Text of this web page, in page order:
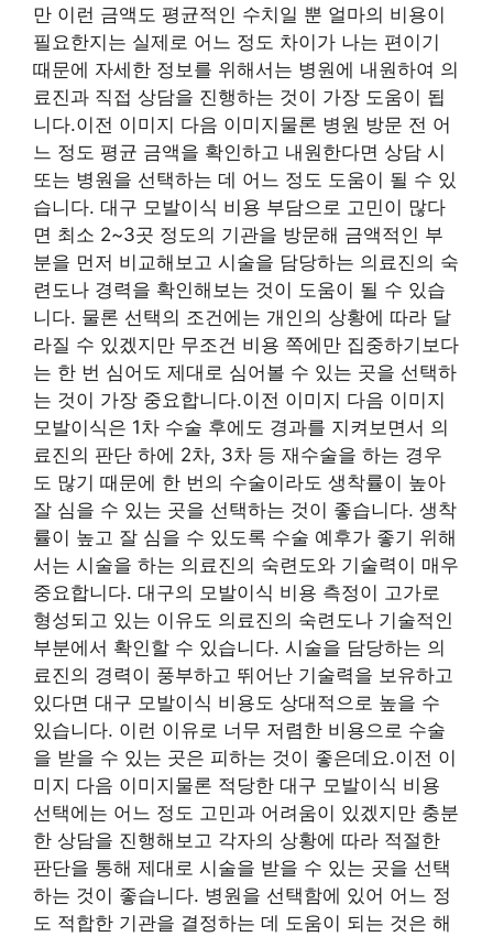
만 이런 금액도 평균적인 수치일 뿐 얼마의 비용이
필요한지는 실제로 어느 정도 차이가 나는 편이기
때문에 자세한 정보를 위해서는 병원에 내원하여 의
료진과 직접 상담을 진행하는 것이 가장 도움이 됩
니다.이전 이미지 다음 이미지물론 병원 방문 전 어
느 정도 평균 금액을 확인하고 내원한다면 상담 시
또는 병원을 선택하는 데 어느 정도 도움이 될 수 있
습니다. 대구 모발이식 비용 부담으로 고민이 많다
면 최소 2~3곳 정도의 기관을 방문해 금액적인 부
분을 먼저 비교해보고 시술을 담당하는 의료진의 숙
련도나 경력을 확인해보는 것이 도움이 될 수 있습
니다. 물론 선택의 조건에는 개인의 상황에 따라 달
라질 수 있겠지만 무조건 비용 쪽에만 집중하기보다
는 한 번 심어도 제대로 심어볼 수 있는 곳을 선택하
는 것이 가장 중요합니다.이전 이미지 다음 이미지
모발이식은 1차 수술 후에도 경과를 지켜보면서 의
료진의 판단 하에 2차, 3차 등 재수술을 하는 경우
도 많기 때문에 한 번의 수술이라도 생착률이 높아
잘 심을 수 있는 곳을 선택하는 것이 좋습니다. 생착
률이 높고 잘 심을 수 있도록 수술 예후가 좋기 위해
서는 시술을 하는 의료진의 숙련도와 기술력이 매우
중요합니다. 대구의 모발이식 비용 측정이 고가로
형성되고 있는 이유도 의료진의 숙련도나 기술적인
부분에서 확인할 수 있습니다. 시술을 담당하는 의
료진의 경력이 풍부하고 뛰어난 기술력을 보유하고
있다면 대구 모발이식 비용도 상대적으로 높을 수
있습니다. 이런 이유로 너무 저렴한 비용으로 수술
을 받을 수 있는 곳은 피하는 것이 좋은데요.이전 이
미지 다음 이미지물론 적당한 대구 모발이식 비용
선택에는 어느 정도 고민과 어려움이 있겠지만 충분
한 상담을 진행해보고 각자의 상황에 따라 적절한
판단을 통해 제대로 시술을 받을 수 있는 곳을 선택
하는 것이 좋습니다. 병원을 선택함에 있어 어느 정
도 적합한 기관을 결정하는 데 도움이 되는 것은 해